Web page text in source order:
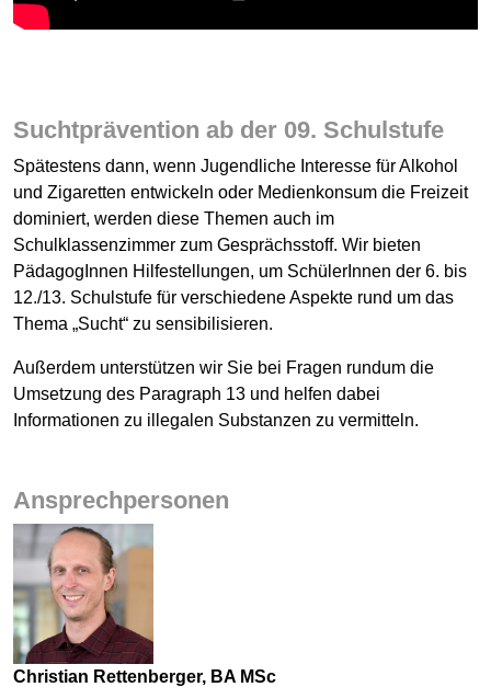
Suchtprävention ab der 09. Schulstufe
Spätestens dann, wenn Jugendliche Interesse für Alkohol
und Zigaretten entwickeln oder Medienkonsum die Freizeit
dominiert, werden diese Themen auch im
Schulklassenzimmer zum Gesprächsstoff. Wir bieten
PädagogInnen Hilfestellungen, um SchülerInnen der 6. bis
12./13. Schulstufe für verschiedene Aspekte rund um das
Thema „Sucht“ zu sensibilisieren.
Außerdem unterstützen wir Sie bei Fragen rundum die
Umsetzung des Paragraph 13 und helfen dabei
Informationen zu illegalen Substanzen zu vermitteln.
Ansprechpersonen
Christian Rettenberger, BA MSc